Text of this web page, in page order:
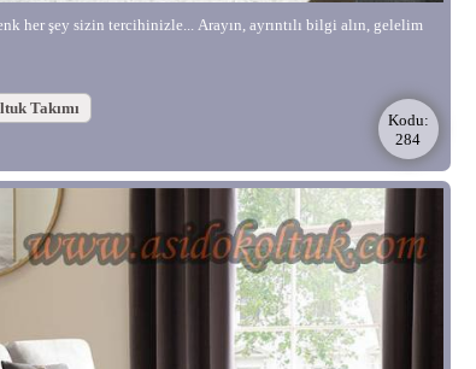
her şey sizin tercihinizle... Arayın, ayrıntılı bilgi alın, gelelim
Takımı
Kodu:
284